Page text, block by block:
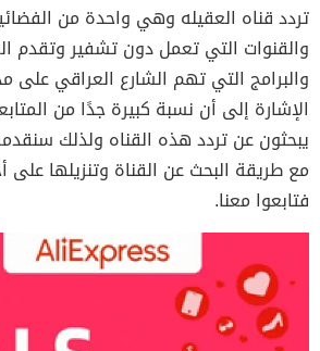
تردد قناه العقيله وهي واحدة من
والقنوات التي تعمل دون تشفير وتقدم
الإشارة إلى أن نسبة كبيرة جدًا من
يبحثون عن تردد هذه القناه ولذلك
مع طريقة البحث عن القناة وتنزيلها على
فتابعوا معنا.